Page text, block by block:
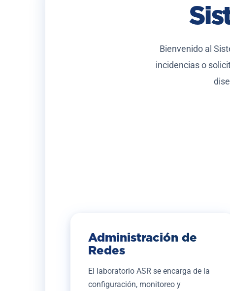
Bienvenido al
incidencias o
Administración de
Redes
El laboratorio ASR se encarga de la
configuración, monitoreo y